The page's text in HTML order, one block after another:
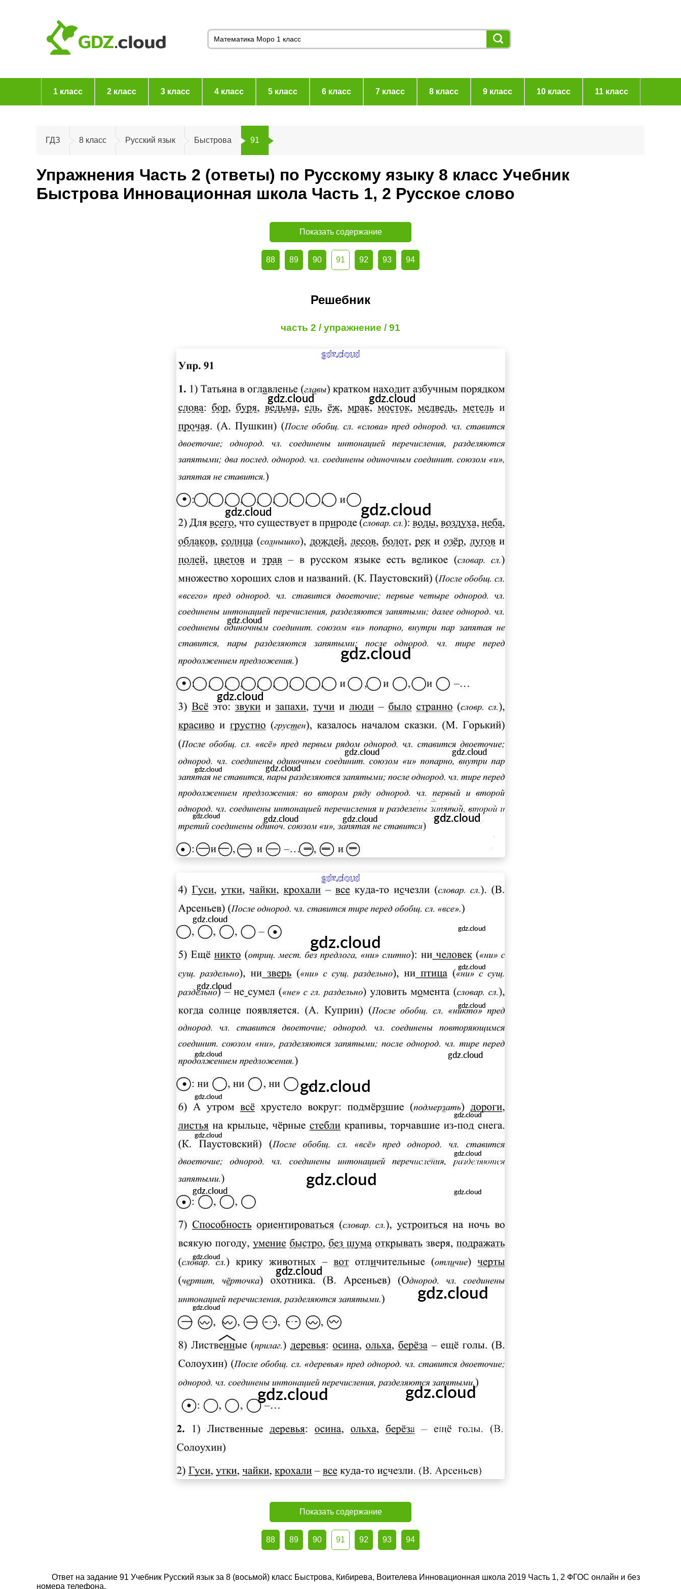
1 класс 2 класс 3 класс 4 класс 5 класс 6 класс 7 класс 8 класс 9 класс 10 класс 11 класс
ГДЗ 8 класс Русский язык Быстрова 91
Упражнения Часть 2 (ответы) по Русскому языку 8 класс Учебник
Быстрова Инновационная школа Часть 1, 2 Русское слово
Показать содержание
88 89 90 91 92 93 94
Решебник
часть 2 / упражнение / 91
Показать содержание
88 89 90 91 92 93 94
Ответ на задание 91 Учебник Русский язык за 8 (восьмой) класс Быстрова, Кибирева, Воителева Инновационная школа 2019 Часть 1, 2 ФГОС онлайн и без
номера телефона.